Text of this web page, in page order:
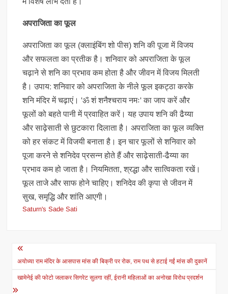
अपराजिता का फूल
अपराजिता का फूल (क्लाइंबिंग शो पीस) शनि की पूजा में विजय
और सफलता का प्रतीक है। शनिवार को अपराजिता के फूल
चढ़ाने से शनि का प्रभाव कम होता है और जीवन में विजय मिलती
है। उपाय: शनिवार को अपराजिता के नीले फूल इकट्ठा करके
शनि मंदिर में चढ़ाएं। 'ॐ शं शनैश्चराय नमः' का जाप करें और
फूलों को बहते पानी में प्रवाहित करें। यह उपाय शनि की ढैय्या
और साढ़ेसाती से छुटकारा दिलाता है। अपराजिता का फूल व्यक्ति
को हर संकट में विजयी बनाता है। इन चार फूलों से शनिवार को
पूजा करने से शनिदेव प्रसन्न होते हैं और साढ़ेसाती-ढैय्या का
प्रभाव कम हो जाता है। नियमितता, श्रद्धा और सात्विकता रखें।
फूल ताजे और साफ होने चाहिए। शनिदेव की कृपा से जीवन में
सुख, समृद्धि और शांति आएगी।
Saturn's Sade Sati
Post
navigation
अयोध्या राम मंदिर के आसपास मांस की बिक्री पर रोक, राम पथ से हटाई गईं मांस की दुकानें
खामेनेई की फोटो जलाकर सिगरेट सुलगा रहीं, ईरानी महिलाओं का अनोखा विरोध प्रदर्शन